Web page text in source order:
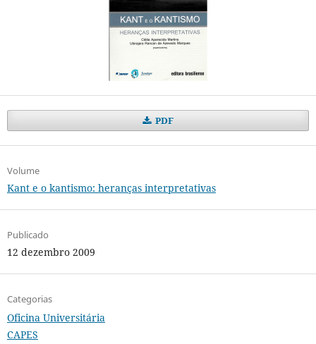
PDF
Volume
Kant e o kantismo: heranças interpretativas
Publicado
12 dezembro 2009
Categorias
Oficina Universitária
CAPES